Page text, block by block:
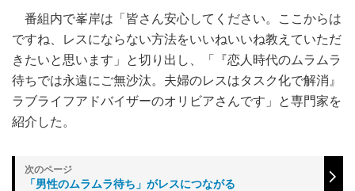
番組内で峯岸は「皆さん安心してください。ここからは
ですね、レスにならない方法をいいねいいね教えていただ
きたいと思います」と切り出し、「『恋人時代のムラムラ
待ちでは永遠にご無沙汰。夫婦のレスはタスク化で解消』
ラブライフアドバイザーのオリビアさんです」と専門家を
紹介した。
「男性のムラムラ待ち」がレスにつながる